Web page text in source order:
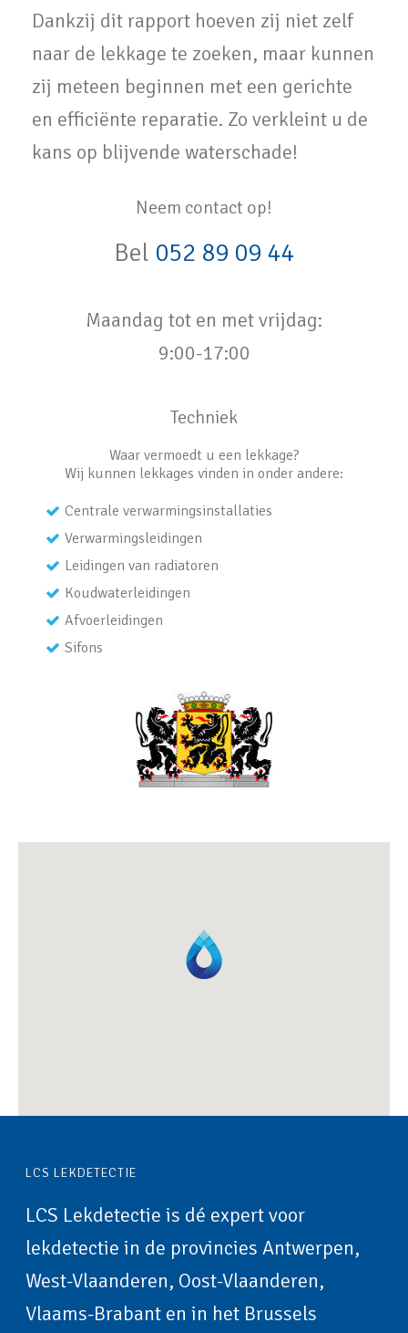
Dankzij dit rapport hoeven zij niet zelf
naar de lekkage te zoeken, maar kunnen
zij meteen beginnen met een gerichte
en efficiënte reparatie. Zo verkleint u de
kans op blijvende waterschade!
Neem contact op!
Bel 052 89 09 44
Maandag tot en met vrijdag:
9:00-17:00
Techniek
Waar vermoedt u een lekkage?
Wij kunnen lekkages vinden in onder andere:
Centrale verwarmingsinstallaties
Verwarmingsleidingen
Leidingen van radiatoren
Koudwaterleidingen
Afvoerleidingen
Sifons
LCS LEKDETECTIE
LCS Lekdetectie is dé expert voor
lekdetectie in de provincies Antwerpen,
West-Vlaanderen, Oost-Vlaanderen,
Vlaams-Brabant en in het Brussels